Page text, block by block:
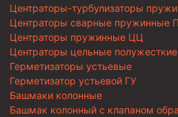
Центраторы-турбулизаторы
Центраторы сварные пружинные
Центраторы пружинные ЦЦ
Центраторы цельные
Герметизаторы устьевые
Герметизатор устьевой ГУ
Башмаки колонные
Башмак колонный с клапаном